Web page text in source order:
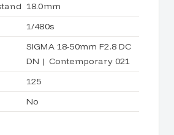
18.0mm
1/480s
SIGMA 18-50mm F2.8 DC
DN | Contemporary 021
125
No